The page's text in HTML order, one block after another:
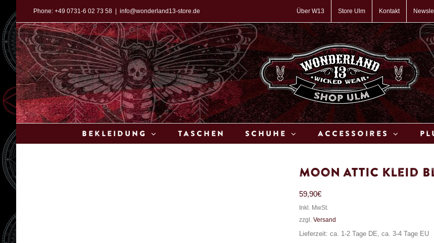
Inhalt
springen
Phone: +49 0731-6 02 73 58 info@wonderland13-store.de Über W13 Store Ulm Kontakt
Bekleidung Taschen Schuhe Accessoires
Moon Attic Kleid
59,90€
Inkl. MwSt.
zzgl. Versand
Lieferzeit: ca. 1-2 Tage DE, ca. 3-4 Tage EU